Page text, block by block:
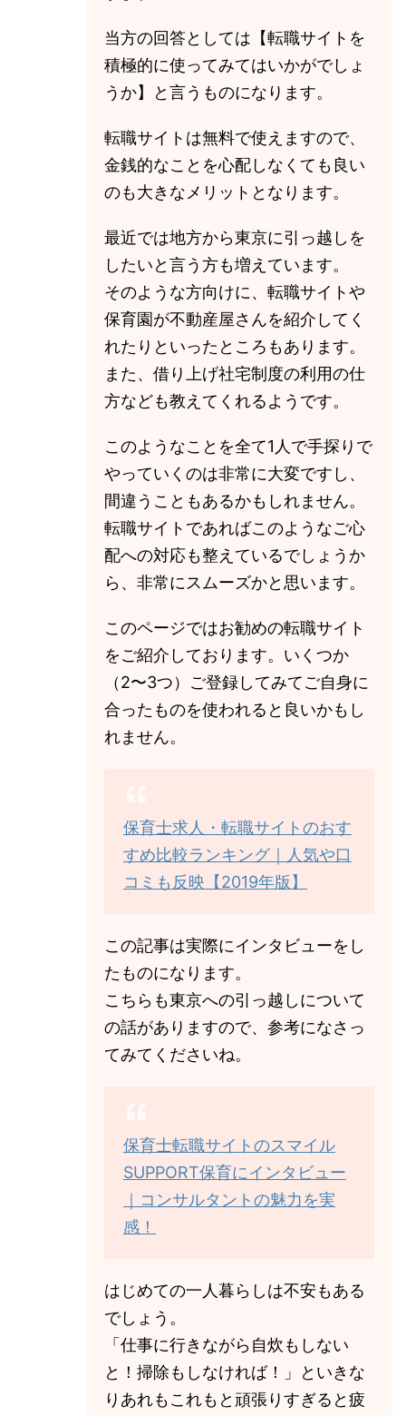
当方の回答としては【転職サイトを
積極的に使ってみてはいかがでしょ
うか】と言うものになります。
転職サイトは無料で使えますので、
金銭的なことを心配しなくても良い
のも大きなメリットとなります。
最近では地方から東京に引っ越しを
したいと言う方も増えています。
そのような方向けに、転職サイトや
保育園が不動産屋さんを紹介してく
れたりといったところもあります。
また、借り上げ社宅制度の利用の仕
方なども教えてくれるようです。
このようなことを全て1人で手探りで
やっていくのは非常に大変ですし、
間違うこともあるかもしれません。
転職サイトであればこのようなご心
配への対応も整えているでしょうか
ら、非常にスムーズかと思います。
このページではお勧めの転職サイト
をご紹介しております。いくつか
（2〜3つ）ご登録してみてご自身に
合ったものを使われると良いかもし
れません。
保育士求人・転職サイトのおす
すめ比較ランキング｜人気や口
コミも反映【2019年版】
この記事は実際にインタビューをし
たものになります。
こちらも東京への引っ越しについて
の話がありますので、参考になさっ
てみてくださいね。
保育士転職サイトのスマイル
SUPPORT保育にインタビュー
｜コンサルタントの魅力を実
感！
はじめての一人暮らしは不安もある
でしょう。
「仕事に行きながら自炊もしない
と！掃除もしなければ！」といきな
りあれもこれもと頑張りすぎると疲